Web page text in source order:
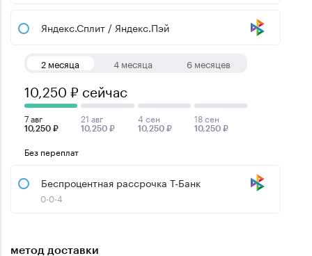
Яндекс.Сплит / Яндекс.Пэй
2 месяца 4 месяца 6 месяцев
10,250 ₽ сейчас
7 авг
10,250 ₽
21 авг
10,250 ₽
4 сен
10,250 ₽
18 сен
10,250 ₽
Без переплат
Беспроцентная рассрочка Т-Банк
0-0-4
метод доставки